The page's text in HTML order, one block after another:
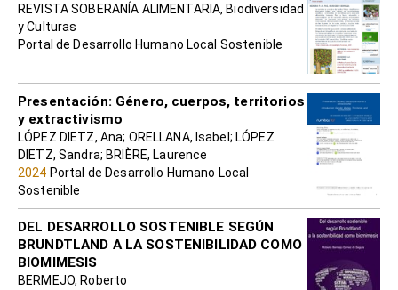
REVISTA SOBERANÍA ALIMENTARIA, Biodiversidad
y Culturas
Portal de Desarrollo Humano Local Sostenible
Presentación: Género, cuerpos, territorios
y extractivismo
LÓPEZ DIETZ, Ana; ORELLANA, Isabel; LÓPEZ
DIETZ, Sandra; BRIÈRE, Laurence
2024 Portal de Desarrollo Humano Local
Sostenible
DEL DESARROLLO SOSTENIBLE SEGÚN
BRUNDTLAND A LA SOSTENIBILIDAD COMO
BIOMIMESIS
BERMEJO, Roberto